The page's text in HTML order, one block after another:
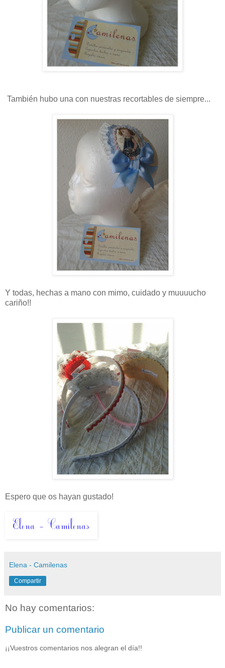
También hubo una con nuestras recortables de siempre...
Y todas, hechas a mano con mimo, cuidado y muuuucho
cariño!!
Espero que os hayan gustado!
Elena - Camilenas
Compartir
No hay comentarios:
Publicar un comentario
¡¡Vuestros comentarios nos alegran el día!!